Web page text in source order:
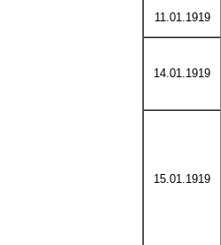
11.01.1919
14.01.1919
15.01.1919